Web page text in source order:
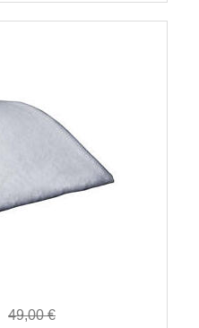
49,00 €